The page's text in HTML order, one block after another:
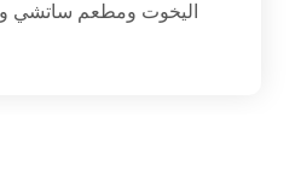
اليخوت ومطعم ساتشي